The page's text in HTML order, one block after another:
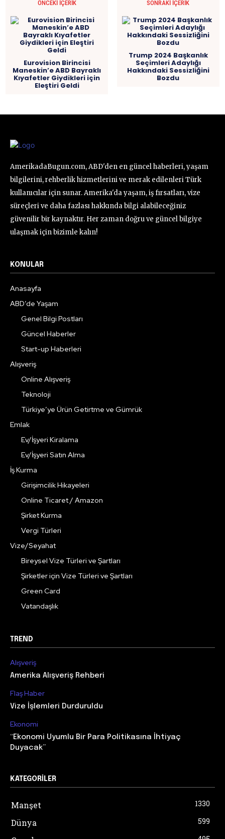
ÖNCEKI İÇERIK
Eurovision Birincisi
Maneskin’e ABD Bayraklı
Kıyafetler Giydikleri için
Eleştiri Geldi
SONRAKI İÇERIK
Trump 2024 Başkanlık
Seçimleri Adaylığı
Hakkındaki Sessizliğini
Bozdu
AmerikadaBugun.com, ABD'den en güncel haberleri, yaşam
bilgilerini, rehberlik hizmetlerini ve merak edilenleri Türk
kullanıcılar için sunar. Amerika'da yaşam, iş fırsatları, vize
süreçleri ve daha fazlası hakkında bilgi alabileceğiniz
güvenilir bir kaynaktır. Her zaman doğru ve güncel bilgiye
ulaşmak için bizimle kalın!
KONULAR
Anasayfa
ABD’de Yaşam
Genel Bilgi Postları
Güncel Haberler
Start-up Haberleri
Alışveriş
Online Alışveriş
Teknoloji
Türkiye’ye Ürün Getirtme ve Gümrük
Emlak
Ev/İşyeri Kiralama
Ev/İşyeri Satın Alma
İş Kurma
Girişimcilik Hikayeleri
Online Ticaret / Amazon
Şirket Kurma
Vergi Türleri
Vize/Seyahat
Bireysel Vize Türleri ve Şartları
Şirketler için Vize Türleri ve Şartları
Green Card
Vatandaşlık
TREND
Alışveriş
Amerika Alışveriş Rehberi
Flaş Haber
Vize İşlemleri Durduruldu
Ekonomi
“Ekonomi Uyumlu Bir Para Politikasına İhtiyaç
Duyacak”
KATEGORILER
Manşet 1330
Dünya 599